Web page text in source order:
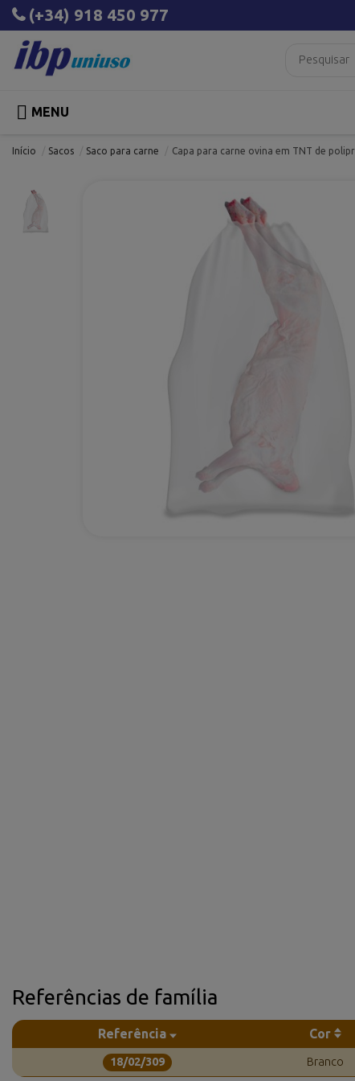
(+34) 918 450 977
 MENU
Início Sacos Saco para carne Capa para carne ovina em TNT de
Referências de família
Referência Cor
18/02/309 Branco